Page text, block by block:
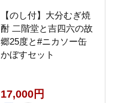
【のし付】大分むぎ焼
酎 二階堂と吉四六の故
郷25度と#ニカソー缶
かぼすセット
17,000円